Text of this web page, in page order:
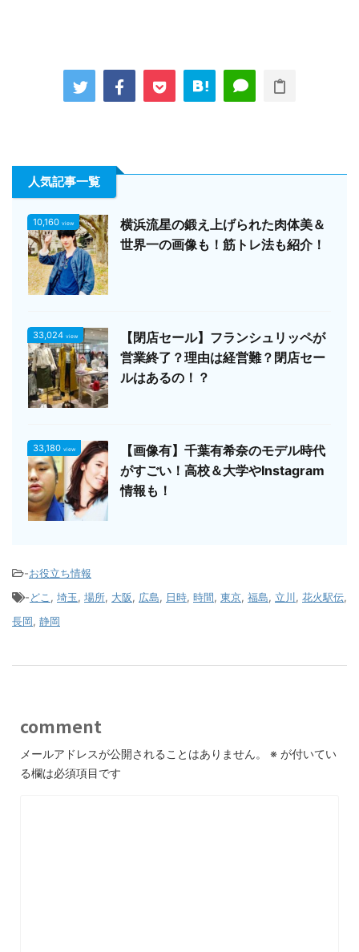
人気記事一覧
10,160 view
横浜流星の鍛え上げられた肉体美＆
世界一の画像も！筋トレ法も紹介！
33,024 view
【閉店セール】フランシュリッペが
営業終了？理由は経営難？閉店セー
ルはあるの！？
33,180 view
【画像有】千葉有希奈のモデル時代
がすごい！高校＆大学やInstagram
情報も！
-お役立ち情報
-どこ , 埼玉, 場所, 大阪, 広島, 日時, 時間, 東京, 福島, 立川, 花火駅伝,
長岡, 静岡
comment
メールアドレスが公開されることはありません。 ※ が付いてい
る欄は必須項目です